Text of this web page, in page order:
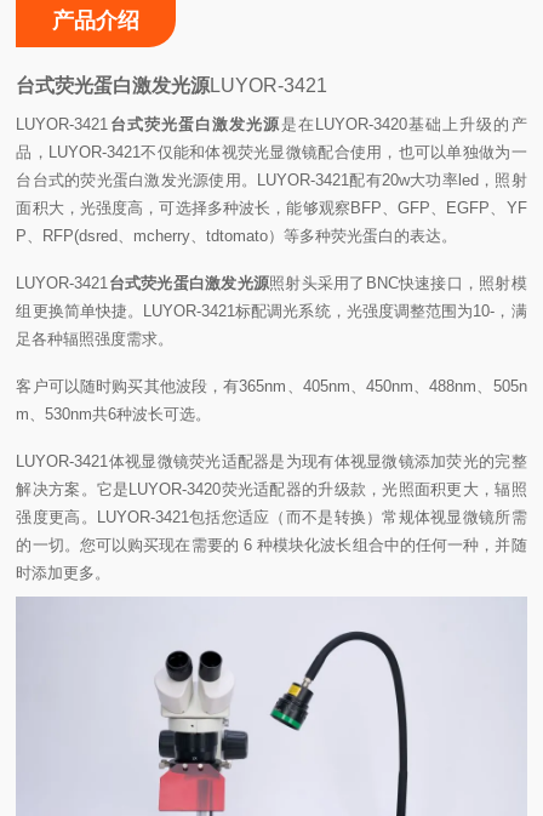
产品介绍
台式荧光蛋白激发光源LUYOR-3421
LUYOR-3421 台式荧光蛋白激发光源是在LUYOR-3420基础上升级的产
品，LUYOR-3421不仅能和体视荧光显微镜配合使用，也可以单独做为一
台台式的荧光蛋白激发光源使用。LUYOR-3421配有20w大功率led，照射
面积大，光强度高，可选择多种波长，能够观察BFP、GFP、EGFP、YF
P、RFP(dsred、mcherry、tdtomato）等多种荧光蛋白的表达。
LUYOR-3421台式荧光蛋白激发光源照射头采用了BNC快速接口，照射模
组更换简单快捷。LUYOR-3421标配调光系统，光强度调整范围为10-，满
足各种辐照强度需求。
客户可以随时购买其他波段，有365nm、405nm、450nm、488nm、505n
m、530nm共6种波长可选。
LUYOR-3421体视显微镜荧光适配器是为现有体视显微镜添加荧光的完整
解决方案。它是LUYOR-3420荧光适配器的升级款，光照面积更大，辐照
强度更高。LUYOR-3421包括您适应（而不是转换）常规体视显微镜所需
的一切。您可以购买现在需要的 6 种模块化波长组合中的任何一种，并随
时添加更多。